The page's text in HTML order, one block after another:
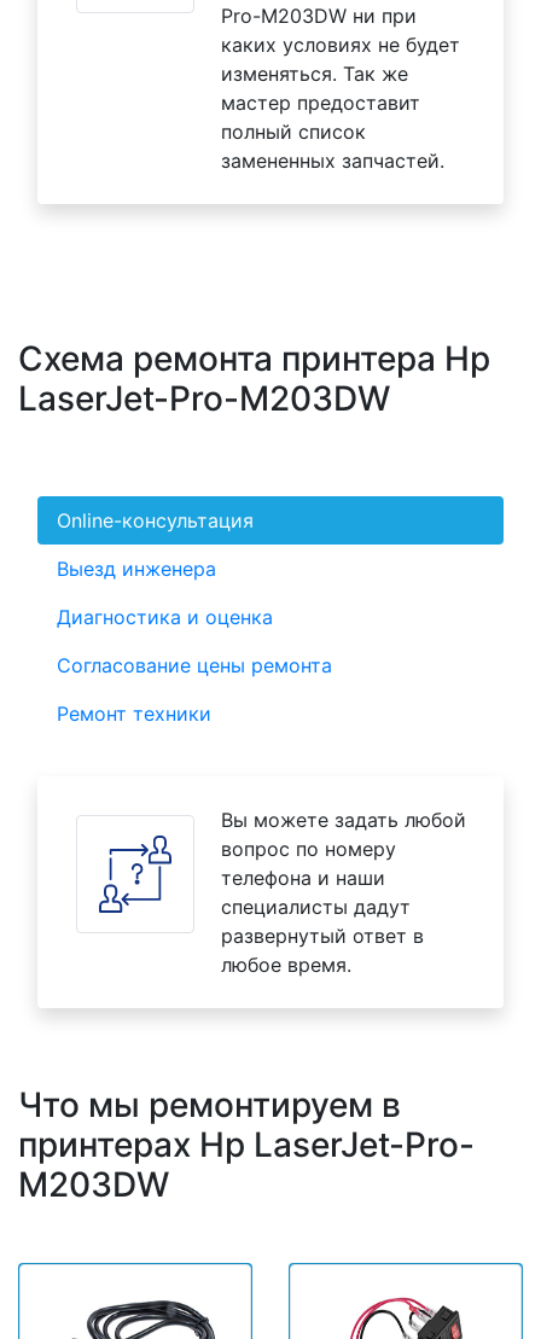
Pro-M203DW ни при
каких условиях не будет
изменяться. Так же
мастер предоставит
полный список
замененных запчастей.
Схема ремонта принтера Hp
LaserJet-Pro-M203DW
Online-консультация
Выезд инженера
Диагностика и оценка
Согласование цены ремонта
Ремонт техники
Вы можете задать любой
вопрос по номеру
телефона и наши
специалисты дадут
развернутый ответ в
любое время.
Что мы ремонтируем в
принтерах Hp LaserJet-Pro-
M203DW